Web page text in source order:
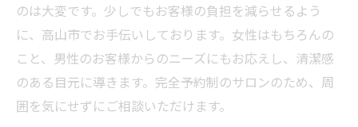
のは大変です。少しでもお客様の負担を減らせるよう
に、高山市でお手伝いしております。女性はもちろんの
こと、男性のお客様からのニーズにもお応えし、清潔感
のある目元に導きます。完全予約制のサロンのため、周
囲を気にせずにご相談いただけます。